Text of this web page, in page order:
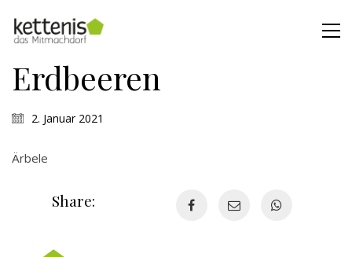
Erdbeeren
2. Januar 2021
Ärbele
Share: